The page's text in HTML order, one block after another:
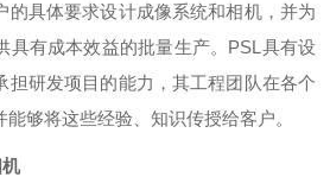
的具体要求设计成像系统和相机，并为
具有成本效益的批量生产。 PSL 具有设
担研发项目的能力，其工程团队在各个
够将这些经验、知识传授给客户。